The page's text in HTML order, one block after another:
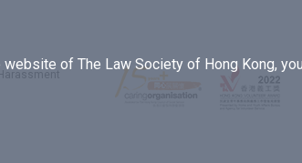
of The Law Society of Hong Kong,